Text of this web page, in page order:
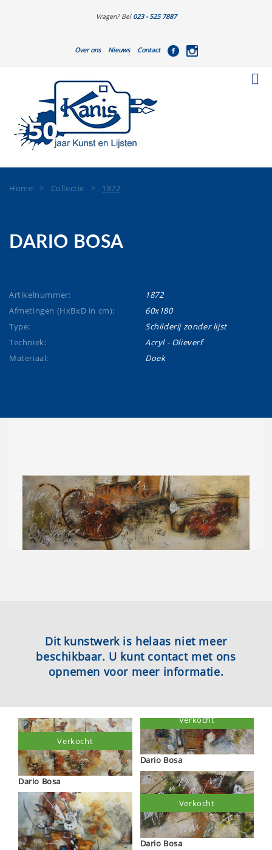
Vragen? Bel 023 - 525 7887
Over ons Nieuws Contact
Home > Collectie > 1872
DARIO BOSA
Artikelnummer:
1872
Afmetingen (HxBxD in cm):
60x180
Type:
Schilderij zonder lijst
Techniek:
Acryl - Olieverf
Materiaal:
Doek
Dit kunstwerk is helaas niet meer
beschikbaar. U kunt contact met ons
opnemen voor meer informatie.
Dario Bosa
Verkocht
Dario Bosa
Verkocht
Dario Bosa
Verkocht